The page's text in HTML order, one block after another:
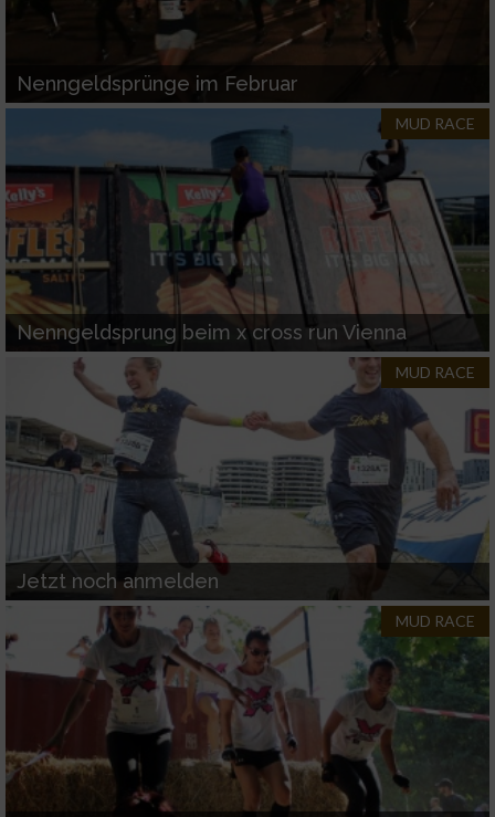
Nenngeldsprünge im Februar
MUD RACE
Nenngeldsprung beim x cross run Vienna
MUD RACE
Jetzt noch anmelden
MUD RACE